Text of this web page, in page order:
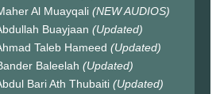
Al Muayqali (NEW AUDIOS)
Buayjaan (Updated)
Taleb Hameed (Updated)
Baleelah (Updated)
Bari Ath Thubaiti (Updated)